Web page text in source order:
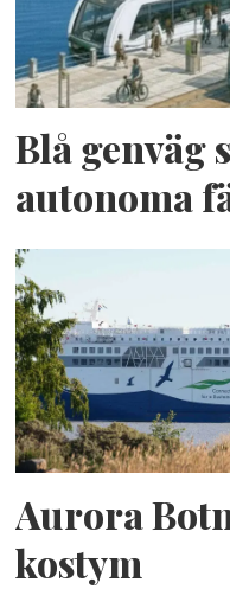
Blå genväg
autonoma
Aurora
kostym